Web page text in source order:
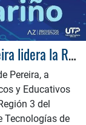
La Universidad Tecnológica de Pereira lidera la Región 3 de Talento Tech en Cauca y Nariño
Pereira, a
y Educativos
3 del
Tecnologías de